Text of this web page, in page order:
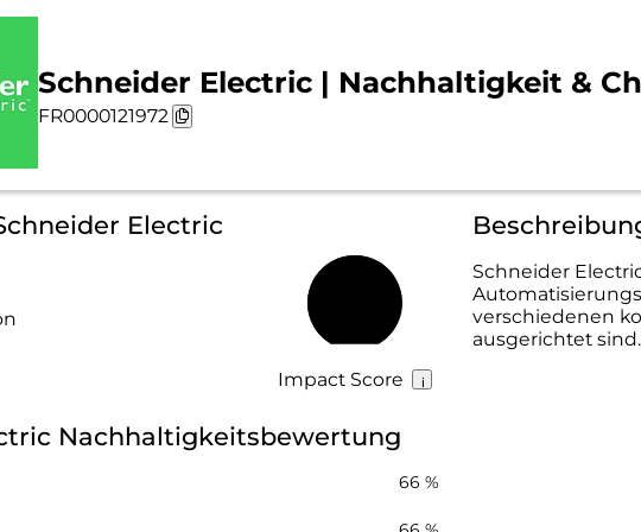
Schneider Electric | Nachhaltigkeit &
FR0000121972
Electric
Impact Score
Schneider
verschiedenen
ausgerichtet sind.
Nachhaltigkeitsbewertung
66 %